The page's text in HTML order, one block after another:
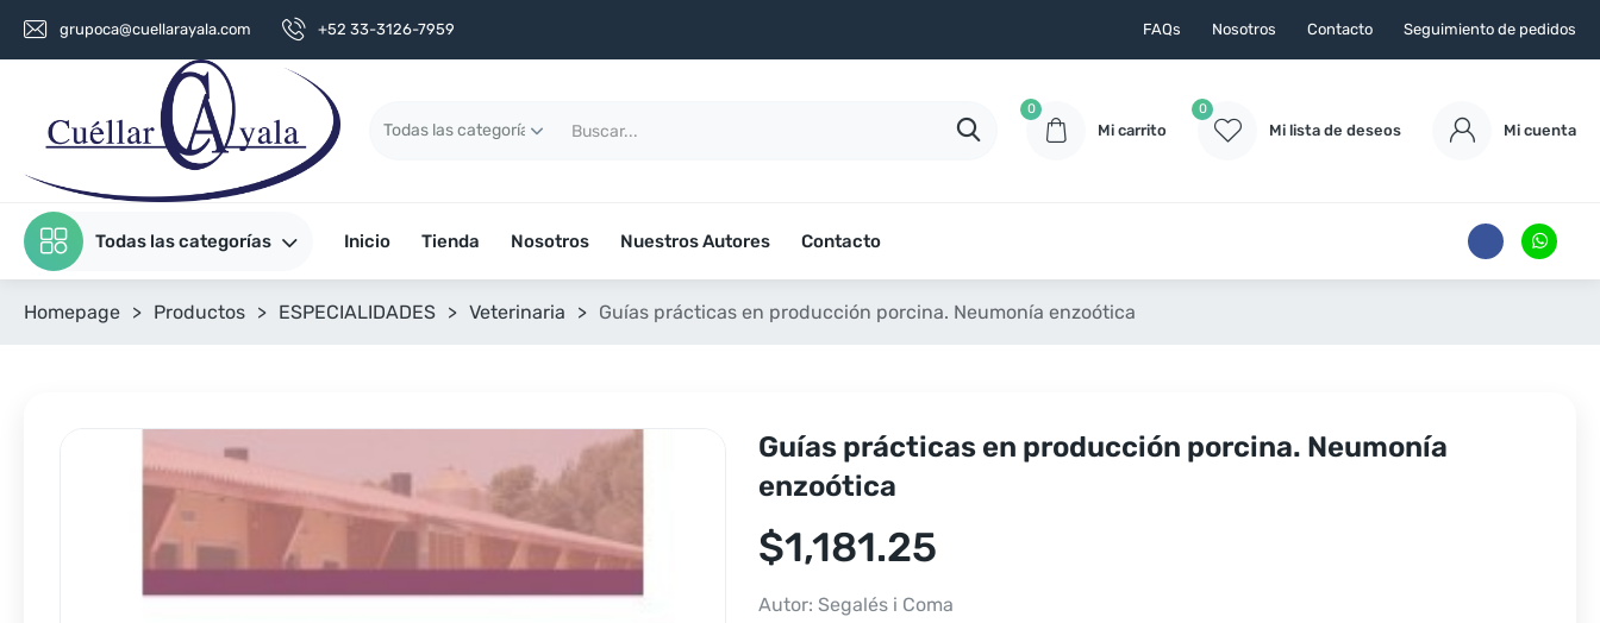
grupoca@cuellarayala.com +52 33-3126-7959 FAQs Nosotros Contacto Seguimiento de pedidos
0
Mi carrito
0
Mi lista de deseos Mi cuenta
Todas las categorías Inicio Tienda Nosotros Nuestros Autores Contacto
Homepage > Productos > ESPECIALIDADES > Veterinaria > Guías prácticas en producción porcina. Neumonía enzoótica
Guías prácticas en producción porcina. Neumonía
enzoótica
$1,181.25
Autor: Segalés i Coma